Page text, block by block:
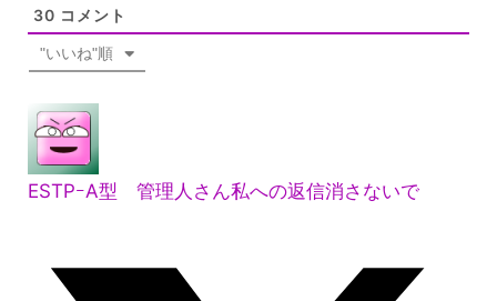
30 コメント
"いいね"順
ESTPｰA型 管理人さん私への返信消さないで